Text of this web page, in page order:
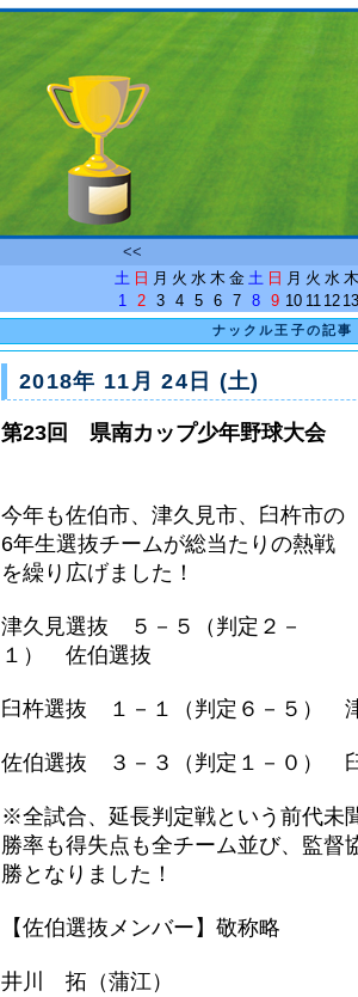
<<
土 日 月 火 水 木 金 土 日 月 火 水 木
1
2 3 4 5 6 7 8 9 10 11 12 13
ナックル王子の記事
2018年 11月 24日 (土)
第23回 県南カップ少年野球大会
今年も佐伯市、津久見市、臼杵市の
6年生選抜チームが総当たりの熱戦
を繰り広げました！
津久見選抜 ５－５（判定２－
１） 佐伯選抜
臼杵選抜 １－１（判定６－５）
佐伯選抜 ３－３（判定１－０）
※全試合、延長判定戦という前代未
勝率も得失点も全チーム並び、監督
勝となりました！
【佐伯選抜メンバー】敬称略
井川 拓（蒲江）